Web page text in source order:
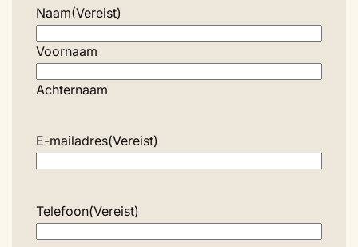
Naam(Vereist)
Voornaam
Achternaam
E-mailadres(Vereist)
Telefoon(Vereist)